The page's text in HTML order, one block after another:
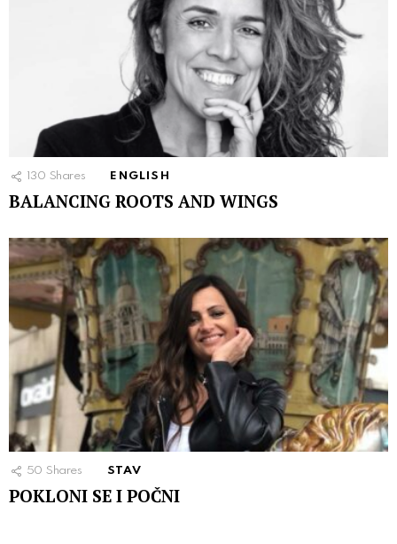
130 Shares ENGLISH
BALANCING ROOTS AND WINGS
50 Shares STAV
POKLONI SE I POČNI